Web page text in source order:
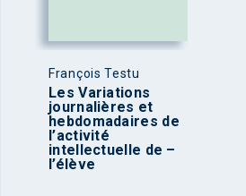
François Testu
Les Variations
journalières et
hebdomadaires de
l’activité
intellectuelle de –
l’élève